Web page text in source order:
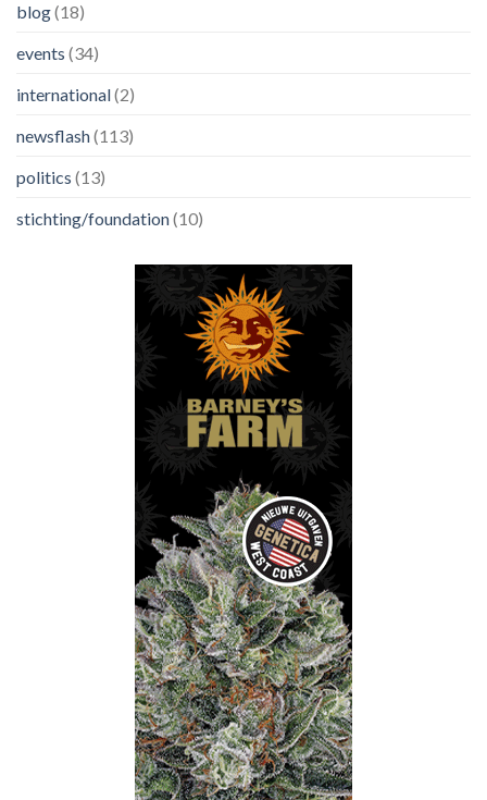
blog(18)
events (34)
international(2)
newsflash(113)
politics (13)
stichting/foundation(10)